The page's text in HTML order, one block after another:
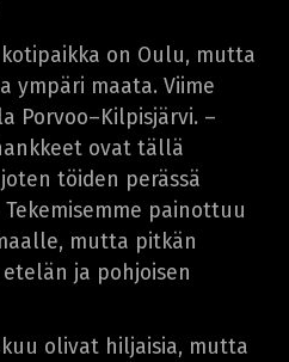
on Oulu, mutta
ympäri maata. Viime
Porvoo–Kilpisjärvi. –
ovat tällä
töiden perässä
painottuu
mutta pitkän
ja pohjoisen
olivat hiljaisia, mutta